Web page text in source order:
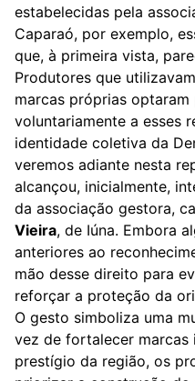
estabelecidas pela
Caparaó, por exemplo,
que, à primeira vista,
Produtores que
marcas próprias optaram
voluntariamente a esses
identidade coletiva da
veremos adiante nesta
alcançou, inicialmente,
da associação gestora,
Vieira, de Iúna. Embora
anteriores ao
mão desse direito para
reforçar a proteção da
O gesto simboliza uma
vez de fortalecer marcas
prestígio da região, os